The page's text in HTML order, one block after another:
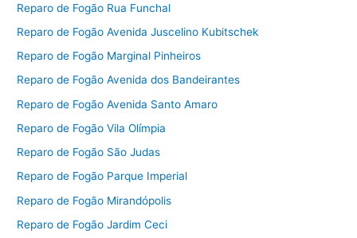
Reparo de Fogão Rua Funchal
Reparo de Fogão Avenida Juscelino Kubitschek
Reparo de Fogão Marginal Pinheiros
Reparo de Fogão Avenida dos Bandeirantes
Reparo de Fogão Avenida Santo Amaro
Reparo de Fogão Vila Olímpia
Reparo de Fogão São Judas
Reparo de Fogão Parque Imperial
Reparo de Fogão Mirandópolis
Reparo de Fogão Jardim Ceci